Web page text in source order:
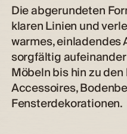
Die abgerundeten
klaren Linien und
warmes, einladendes
sorgfältig
Möbeln bis hin zu
Accessoires,
Fensterdekorationen.